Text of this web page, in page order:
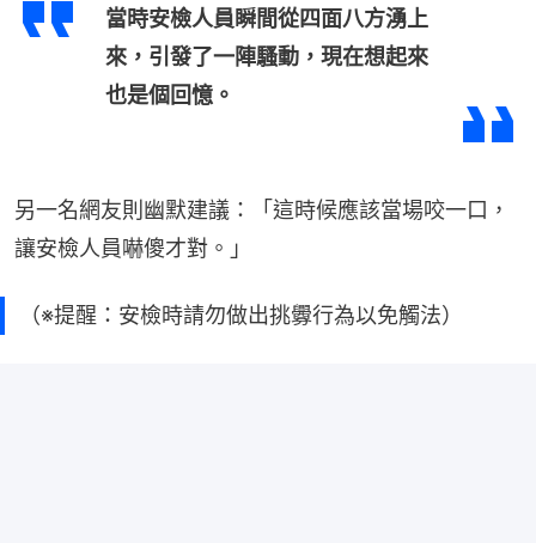
當時安檢人員瞬間從四面八方湧上
來，引發了一陣騷動，現在想起來
也是個回憶。
另一名網友則幽默建議：「這時候應該當場咬一口，
讓安檢人員嚇傻才對。」
（※提醒：安檢時請勿做出挑釁行為以免觸法）